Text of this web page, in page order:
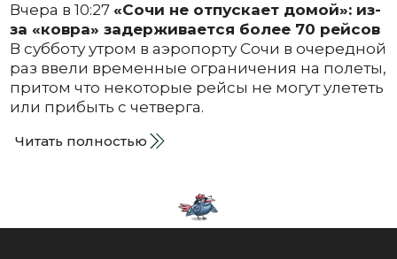
Вчера в 10:27 «Сочи не отпускает домой»: из-
за «ковра» задерживается более 70 рейсов
В субботу утром в аэропорту Сочи в очередной
раз ввели временные ограничения на полеты,
притом что некоторые рейсы не могут улететь
или прибыть с четверга.
Читать полностью